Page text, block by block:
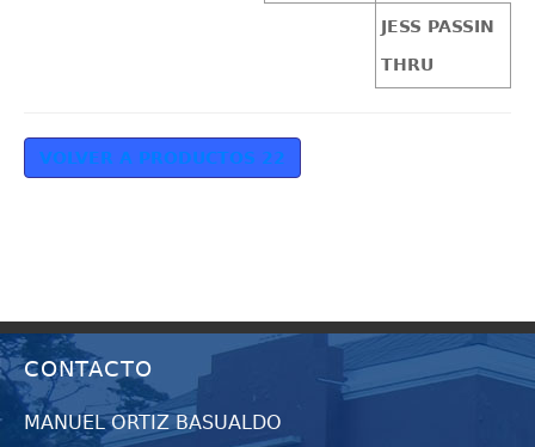
JESS PASSIN
THRU
VOLVER A PRODUCTOS 22
CONTACTO
MANUEL ORTIZ BASUALDO